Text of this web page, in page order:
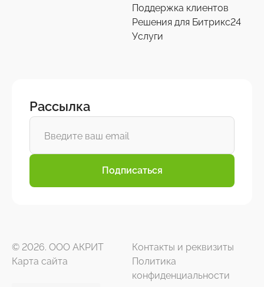
Поддержка клиентов
Решения для Битрикс24
Услуги
Рассылка
Подписаться
© 2026. ООО АКРИТ
Контакты и реквизиты
Карта сайта
Политика
конфиденциальности